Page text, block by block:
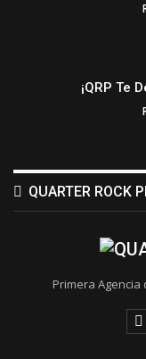
¡QRP Te
QUARTER ROCK
Primera Agencia